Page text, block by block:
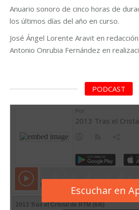
Anuario sonoro de cinco horas de
los últimos días del año en curso.
José Ángel Lorente Aravit en
Antonio Onrubia Fernández en
PODCAST